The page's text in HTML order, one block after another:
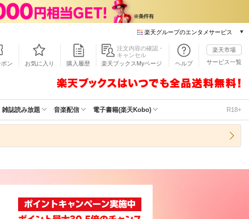
楽天グループのエンタメサービス
本/ゲーム/CD/DVD
楽天ブックス
楽天Kobo
楽天ミュージック
楽天TV
ン お気に入り 購入履歴
注文内容の確認・
キャンセル
楽天ブックスMyページ
ヘルプ
楽天市場
サービス一覧
雑誌読み放題 音楽配信 電子書籍(楽天Kobo) R18+